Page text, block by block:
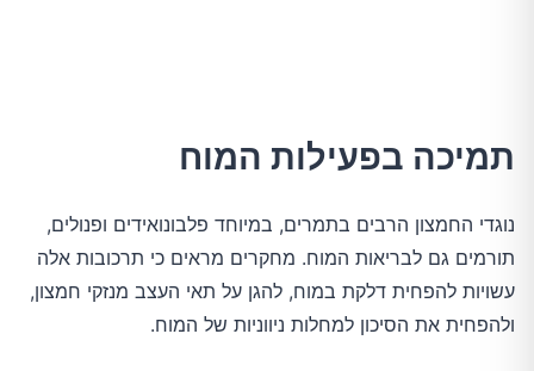
תמיכה בפעילות המוח
נוגדי החמצון הרבים בתמרים, במיוחד פלבונואידים ופנולים,
תורמים גם לבריאות המוח. מחקרים מראים כי תרכובות אלה
עשויות להפחית דלקת במוח, להגן על תאי העצב מנזקי חמצון,
ולהפחית את הסיכון למחלות ניווניות של המוח.